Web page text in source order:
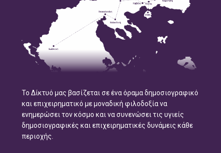
Το Δίκτυό μας βασίζεται σε ένα όραμα δημοσιογραφικό
και επιχειρηματικό με μοναδική φιλοδοξία να
ενημερώσει τον κόσμο και να συνενώσει τις υγιείς
δημοσιογραφικές και επιχειρηματικές δυνάμεις κάθε
περιοχής.